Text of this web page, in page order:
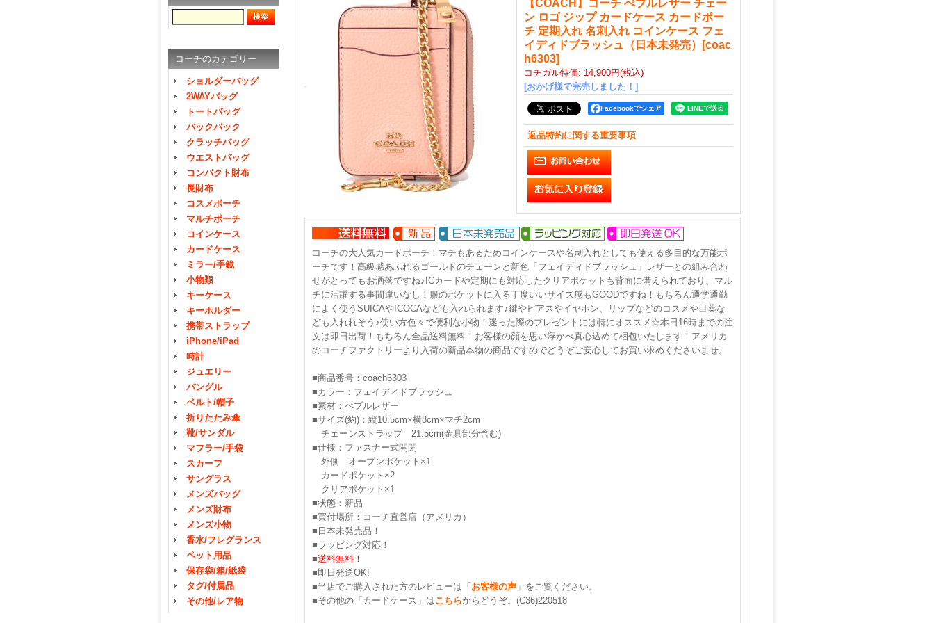
コーチのカテゴリー
ショルダーバッグ
2WAYバッグ
トートバッグ
バックパック
クラッチバッグ
ウエストバッグ
コンパクト財布
長財布
コスメポーチ
マルチポーチ
コインケース
カードケース
ミラー/手鏡
小物類
キーケース
キーホルダー
携帯ストラップ
iPhone/iPad
時計
ジュエリー
バングル
ベルト/帽子
折りたたみ傘
靴/サンダル
マフラー/手袋
スカーフ
サングラス
メンズバッグ
メンズ財布
メンズ小物
香水/フレグランス
ペット用品
保存袋/箱/紙袋
タグ/付属品
その他/レア物
【COACH】コーチ ぺブルレザー チェー
ン ロゴ ジップ カードケース カードポー
チ 定期入れ 名刺入れ コインケース フェ
イディドブラッシュ（日本未発売）
[coac
h6303]
コチガル特価: 14,900円(税込)
[おかげ様で完売しました！]
Facebookでシェア
返品特約に関する重要事項
コーチの大人気カードポーチ！マチもあるためコインケースや名刺入れとしても使える多目的な万能ポ
ーチです！高級感あふれるゴールドのチェーンと新色「フェイディドブラッシュ」レザーとの組み合わ
せがとってもお洒落ですね♪ICカードや定期にも対応したクリアポケットも背面に備えられており、マル
チに活躍する事間違いなし！服のポケットに入る丁度いいサイズ感もGOODですね！もちろん通学通勤
によく使うSUICAやICOCAなども入れられます♪鍵やピアスやイヤホン、リップなどのコスメや目薬な
ども入れれそう♪使い方色々で便利な小物！迷った際のプレゼントには特にオススメ☆本日16時までの注
文は即日出荷！もちろん全品送料無料！お客様の顔を思い浮かべ真心込めて梱包いたします！アメリカ
のコーチファクトリーより入荷の新品本物の商品ですのでどうぞご安心してお買い求めくださいませ。
■商品番号：coach6303
■カラー：フェイディドブラッシュ
■素材：ぺブルレザー
■サイズ(約)：縦10.5cm×横8cm×マチ2cm
チェーンストラップ 21.5cm(金具部分含む)
■仕様：ファスナー式開閉
外側 オープンポケット×1
カードポケット×2
クリアポケット×1
■状態：新品
■買付場所：コーチ直営店（アメリカ）
■日本未発売品！
■ラッピング対応！
■送料無料！
■即日発送OK!
■当店でご購入された方のレビューは「 お客様の声 」をご覧ください。
■その他の「カードケース」はこちらからどうぞ。(C36)220518